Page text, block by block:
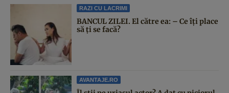
RAZI CU LACRIMI
BANCUL ZILEI. El către ea: – Ce îți place
să ți se facă?
AVANTAJE.RO